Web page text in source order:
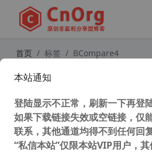
首页 标签 BCompare4
Beyond
本站通知
登陆显示不正常，刷新一下再登
如果下载链接失效或空链接，仅
联系，其他通道均得不到任何回
“私信本站”仅限本站VIP用户，